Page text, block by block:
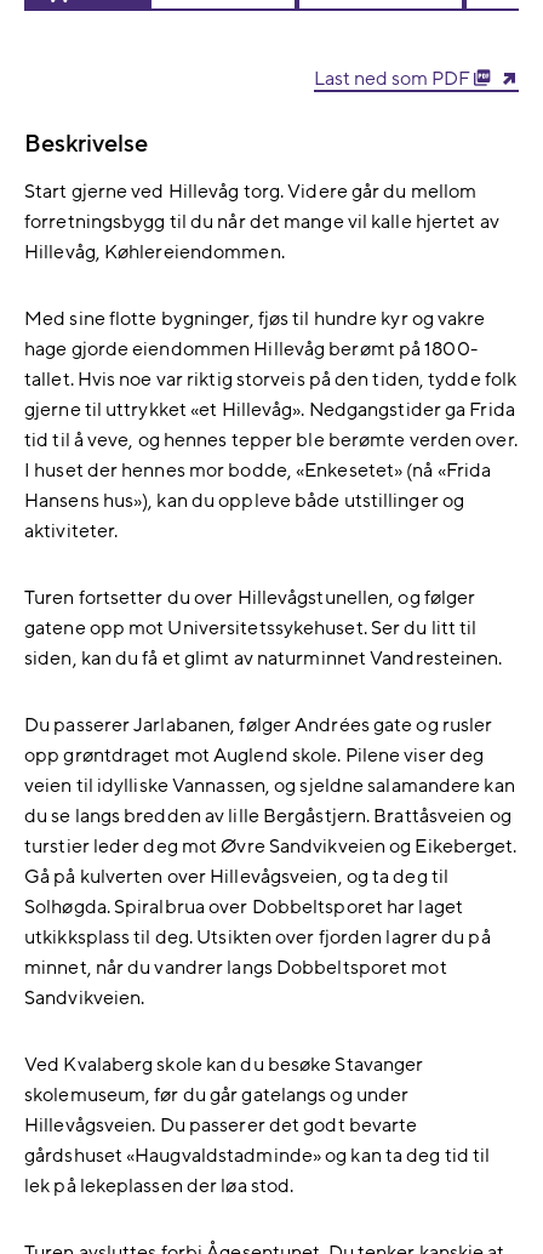
Last ned som PDF
Beskrivelse
Start gjerne ved Hillevåg torg. Videre går du mellom
forretningsbygg til du når det mange vil kalle hjertet av
Hillevåg, Køhlereiendommen.
Med sine flotte bygninger, fjøs til hundre kyr og vakre
hage gjorde eiendommen Hillevåg berømt på 1800-
tallet. Hvis noe var riktig storveis på den tiden, tydde folk
gjerne til uttrykket «et Hillevåg». Nedgangstider ga Frida
tid til å veve, og hennes tepper ble berømte verden over.
I huset der hennes mor bodde, «Enkesetet» (nå «Frida
Hansens hus»), kan du oppleve både utstillinger og
aktiviteter.
Turen fortsetter du over Hillevågstunellen, og følger
gatene opp mot Universitetssykehuset. Ser du litt til
siden, kan du få et glimt av naturminnet Vandresteinen.
Du passerer Jarlabanen, følger Andrées gate og rusler
opp grøntdraget mot Auglend skole. Pilene viser deg
veien til idylliske Vannassen, og sjeldne salamandere kan
du se langs bredden av lille Bergåstjern. Brattåsveien og
turstier leder deg mot Øvre Sandvikveien og Eikeberget.
Gå på kulverten over Hillevågsveien, og ta deg til
Solhøgda. Spiralbrua over Dobbeltsporet har laget
utkikksplass til deg. Utsikten over fjorden lagrer du på
minnet, når du vandrer langs Dobbeltsporet mot
Sandvikveien.
Ved Kvalaberg skole kan du besøke Stavanger
skolemuseum, før du går gatelangs og under
Hillevågsveien. Du passerer det godt bevarte
gårdshuset «Haugvaldstadminde» og kan ta deg tid til
lek på lekeplassen der løa stod.